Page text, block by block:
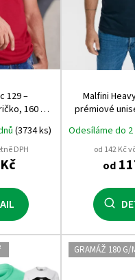
129 –
160 g,
(3734 ks)
DPH
Malfini
prémiové
gramáž a
Odesíláme do 2
od 142 Kč
od
GRAMÁŽ 180 G/